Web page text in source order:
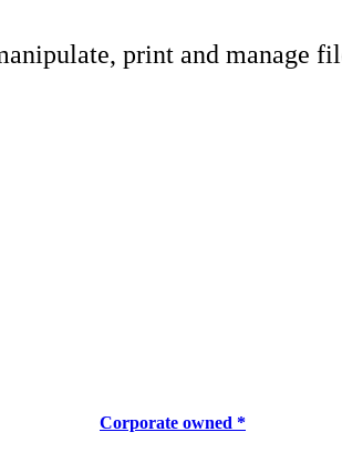
print and manage
Corporate owned *